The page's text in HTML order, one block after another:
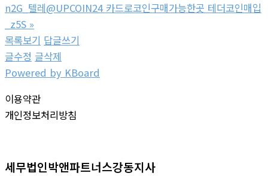
n2G_텔레@UPCOIN24 카드로코인구매가능한곳 테더코인매입
_z5S »
목록보기 답글쓰기
글수정 글삭제
Powered by KBoard
이용약관
개인정보처리방침
세무법인박앤파트너스강동지사